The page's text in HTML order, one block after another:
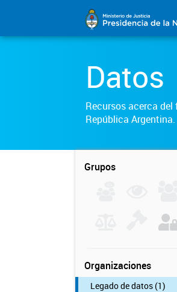
Datos
Recursos acerca
República Argentina.
Grupos
Organizaciones
Legado de datos (1)